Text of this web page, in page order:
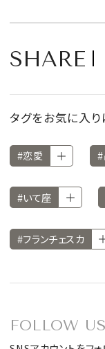
SHARE
タグをお気に入り
#恋愛
#いて座
#フランチェスカ
FOLLOW US